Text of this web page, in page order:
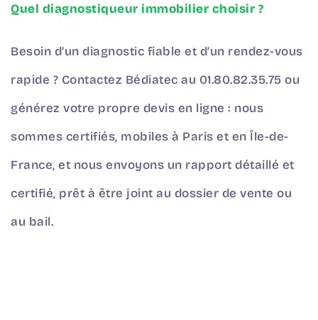
Quel diagnostiqueur immobilier choisir ?
Besoin d’un diagnostic fiable et d’un rendez-vous
rapide ? Contactez Bédiatec au 01.80.82.35.75 ou
générez votre propre devis en ligne : nous
sommes certifiés, mobiles à Paris et en Île-de-
France, et nous envoyons un rapport détaillé et
certifié, prêt à être joint au dossier de vente ou
au bail.